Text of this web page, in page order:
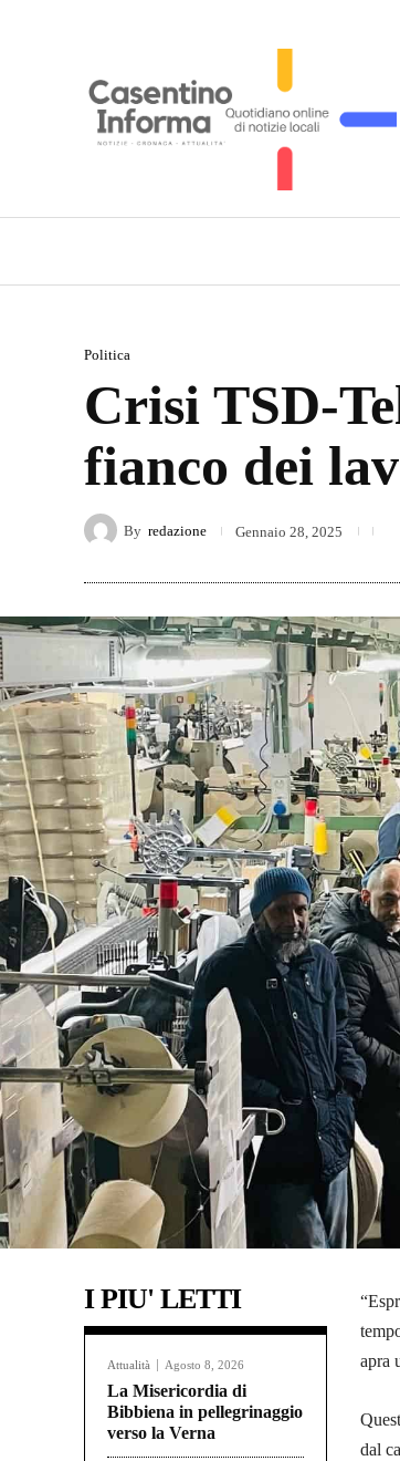
Politica
Crisi TSD-
fianco dei
By redazione Gennaio 28, 2025
I PIU' LETTI
Attualità Agosto 8, 2026
La Misericordia di
Bibbiena in pellegrinaggio
verso la Verna
apra
dal